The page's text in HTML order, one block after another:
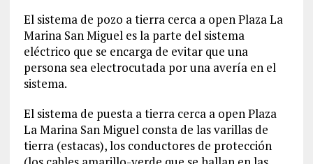
El sistema de pozo a tierra cerca a open Plaza La
Marina San Miguel es la parte del sistema
eléctrico que se encarga de evitar que una
persona sea electrocutada por una avería en el
sistema.
El sistema de puesta a tierra cerca a open Plaza
La Marina San Miguel consta de las varillas de
tierra (estacas), los conductores de protección